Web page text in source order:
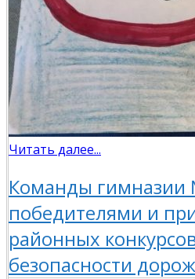
Читать далее...
Команды гимназии
победителями и
районных
безопасности